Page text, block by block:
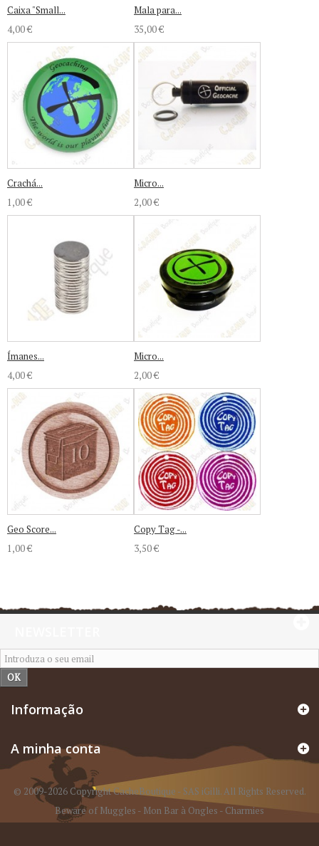
Caixa "Small...
4,00 €
Mala para...
35,00 €
Crachá...
1,00 €
Micro...
2,00 €
Ímanes...
4,00 €
Micro...
2,00 €
Geo Score...
1,00 €
Copy Tag -...
3,50 €
OK
Informação
A minha conta
© 2009-2026 Copyright CacheBoutique - SAS iGilli. All Rights Reserved.
Beware of Muggles - Mon Bar à Ongles - Charmies